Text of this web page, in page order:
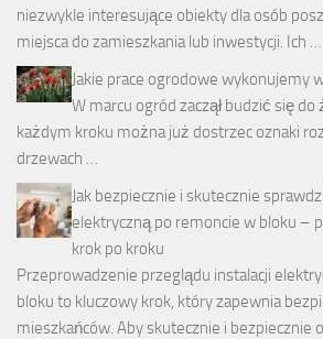
niezwykle interesujące obiekty dla osób
miejsca do zamieszkania lub inwestycji. Ich …
Jakie prace ogrodowe wykonujemy
W marcu ogród zaczął budzić się
każdym kroku można już dostrzec oznaki
drzewach …
Jak bezpiecznie i skutecznie
elektryczną po remoncie w bloku –
krok po kroku
Przeprowadzenie przeglądu instalacji
bloku to kluczowy krok, który zapewnia
mieszkańców. Aby skutecznie i bezpiecznie